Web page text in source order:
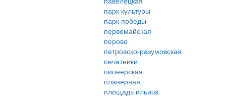
парк культуры
парк победы
первомайская
перово
петровско-разумовская
печатники
пионерская
планерная
площадь ильича